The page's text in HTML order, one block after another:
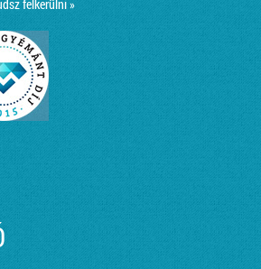
felkerülni »